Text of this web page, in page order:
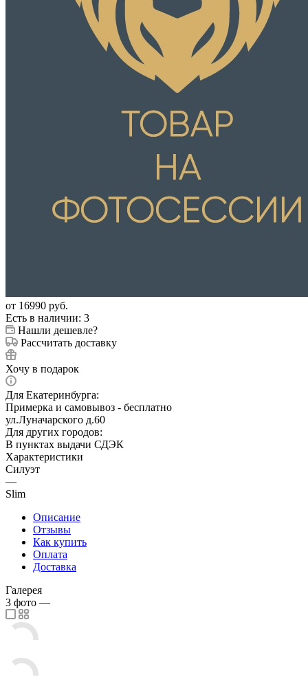
от 16990 руб.
Есть в наличии: 3
Нашли дешевле?
Рассчитать доставку
Хочу в подарок
Для Екатеринбурга:
Примерка и самовывоз - бесплатно
ул.Луначарского д.60
Для других городов:
В пунктах выдачи СДЭК
Характеристики
Силуэт
—
Slim
Описание
Отзывы
Как купить
Оплата
Доставка
Галерея
3 фото —